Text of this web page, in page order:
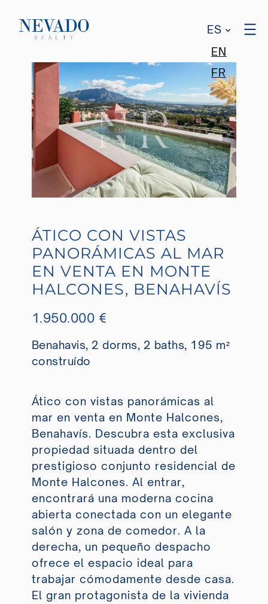
ES
EN
FR
ÁTICO CON VISTAS
PANORÁMICAS AL MAR
EN VENTA EN MONTE
HALCONES, BENAHAVÍS
1.950.000 €
Benahavis, 2 dorms, 2 baths, 195 m²
construído
Ático con vistas panorámicas al
mar en venta en Monte Halcones,
Benahavís. Descubra esta exclusiva
propiedad situada dentro del
prestigioso conjunto residencial de
Monte Halcones. Al entrar,
encontrará una moderna cocina
abierta conectada con un elegante
salón y zona de comedor. A la
derecha, un pequeño despacho
ofrece el espacio ideal para
trabajar cómodamente desde casa.
El gran protagonista de la vivienda